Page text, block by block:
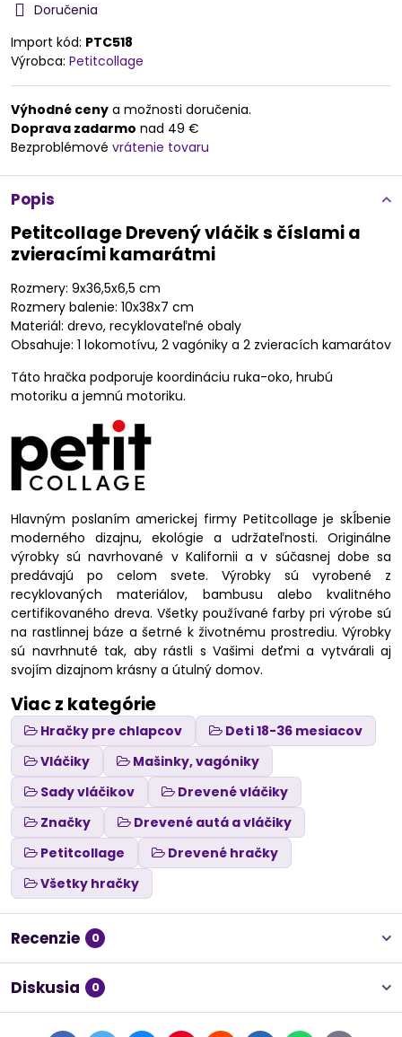
Doručenia
Import kód: PTC518
Výrobca: Petitcollage
Výhodné ceny a možnosti doručenia.
Doprava zadarmo nad 49 €
Bezproblémové vrátenie tovaru
Popis
Petitcollage Drevený vláčik s číslami a
zvieracími kamarátmi
Rozmery: 9x36,5x6,5 cm
Rozmery balenie: 10x38x7 cm
Materiál: drevo, recyklovateľné obaly
Obsahuje: 1 lokomotívu, 2 vagóniky a 2 zvieracích kamarátov
Táto hračka podporuje koordináciu ruka-oko, hrubú
motoriku a jemnú motoriku.
Hlavným poslaním americkej firmy Petitcollage je skĺbenie
moderného dizajnu, ekológie a udržateľnosti. Originálne
výrobky sú navrhované v Kalifornii a v súčasnej dobe sa
predávajú po celom svete. Výrobky sú vyrobené z
recyklovaných materiálov, bambusu alebo kvalitného
certifikovaného dreva. Všetky používané farby pri výrobe sú
na rastlinnej báze a šetrné k životnému prostrediu. Výrobky
sú navrhnuté tak, aby rástli s Vašimi deťmi a vytvárali aj
svojím dizajnom krásny a útulný domov.
Viac z kategórie
Hračky pre chlapcov
Deti 18-36 mesiacov
Vláčiky
Mašinky, vagóniky
Sady vláčikov
Drevené vláčiky
Značky
Drevené autá a vláčiky
Petitcollage
Drevené hračky
Všetky hračky
Recenzie 0
Diskusia 0